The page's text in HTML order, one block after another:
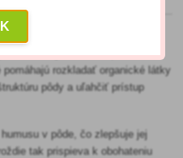
mikroorganizmov v pôde. Keď
rozkladať organické látky
pôdy a uľahčiť prístup
v pôde, čo zlepšuje jej
tak prispieva k obohateniu